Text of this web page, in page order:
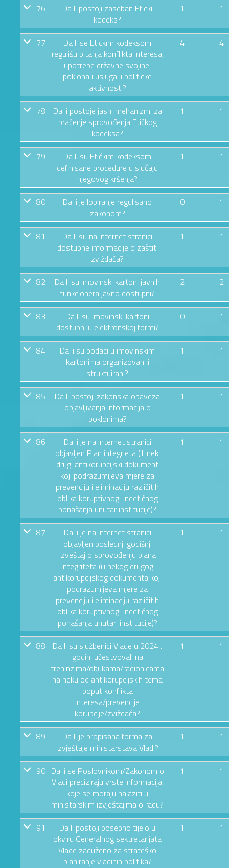
76
Da li postoji zaseban Eticki
kodeks?
1 1
77
Da li se Etickim kodeksom
regulišu pitanja konflikta interesa,
upotrebe državne svojine,
poklona i usluga, i politicke
aktivnosti?
4 4
78
Da li postoje jasni mehanizmi za
praćenje sprovođenja Etičkog
kodeksa?
1 1
79
Da li su Etičkim kodeksom
definisane procedure u slučaju
njegovog kršenja?
1 1
80
Da li je lobiranje regulisano
zakonom?
0 1
81
Da li su na internet stranici
dostupne informacije o zaštiti
zviždača?
1 1
82
Da li su imovinski kartoni javnih
funkcionera javno dostupni?
2 2
83
Da li su imovinski kartoni
dostupni u elektronskoj formi?
0 1
84
Da li su podaci u imovinskim
kartonima organizovani i
struktuirani?
1 1
85
Da li postoji zakonska obaveza
objavljivanja informacija o
poklonima?
1 1
86
Da li je na internet stranici
objavljen Plan integrieta (ili neki
drugi antikorupcijski dokument
koji podrazumijeva mjere za
prevenciju i eliminaciju različitih
oblika koruptivnog i neetičnog
ponašanja unutar institucije)?
1 1
87
Da li je na internet stranici
objavljen poslednji godišnji
izveštaj o sprovođenju plana
integriteta (ili nekog drugog
antikorupcijskog dokumenta koji
podrazumijeva mjere za
prevenciju i eliminaciju različitih
oblika koruptivnog i neetičnog
ponašanja unutari institucije)?
1 1
88
Da li su službenici Vlade u 2024 .
godini učestvovali na
treninzima/obukama/radionicama
na neku od antikorupcijskih tema
poput konflikta
interesa/prevencije
korupcije/zviždača?
1 1
89
Da li je propisana forma za
izvještaje ministarstava Vladi?
1 1
90 Da li se Poslovnikom/Zakonom o
Vladi preciziraju vrste informacija,
koje se moraju nalaziti u
ministarskim izvještajima o radu?
1 1
91
Da li postoji posebno tijelo u
okviru Generalnog sektretarijata
Vlade zaduženo za strateško
planiranje vladinih politika?
1 1